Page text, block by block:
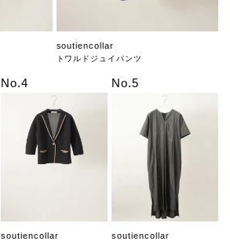
soutiencollar
トワルドジュイパンツ
No.4
soutiencollar
No.5
soutiencollar